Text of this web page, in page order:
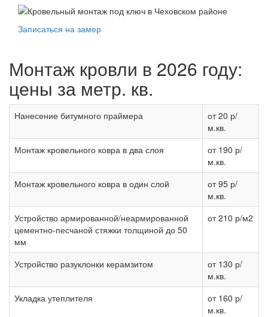
Записаться на замер
Монтаж кровли в 2026 году:
цены за метр. кв.
Нанесение битумного праймера
от 20 р/
м.кв.
Монтаж кровельного ковра в два слоя
от 190 р/
м.кв.
Монтаж кровельного ковра в один слой
от 95 р/
м.кв.
Устройство армированной/неармированной
цементно-песчаной стяжки толщиной до 50
мм
от 210 р/м2
Устройство разуклонки керамзитом
от 130 р/
м.кв.
Укладка утеплителя
от 160 р/
м.кв.